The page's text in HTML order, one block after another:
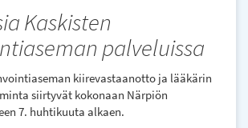
Kaskisten
palveluissa
kiirevastaanotto ja lääkärin
siirtyvät kokonaan Närpiön
7. huhtikuuta alkaen.